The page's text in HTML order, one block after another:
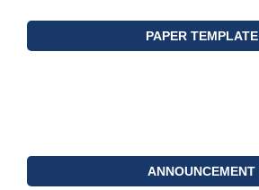
PAPER TEMPLATE
ANNOUNCEMENT